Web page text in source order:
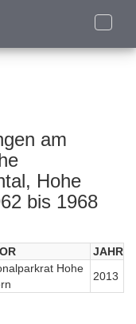
Toggle
am
Hohe
bis 1968
JAHR
Hohe
2013